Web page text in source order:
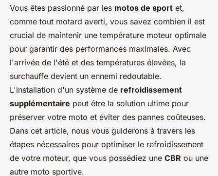
Comment installer un système
de refroidissement
supplémentaire sur une moto
de sport pour éviter la
surchauffe ?
Vous êtes passionné par les motos de sport et,
comme tout motard averti, vous savez combien il est
crucial de maintenir une température moteur optimale
pour garantir des performances maximales. Avec
l'arrivée de l'été et des températures élevées, la
surchauffe devient un ennemi redoutable.
L'installation d'un système de refroidissement
supplémentaire peut être la solution ultime pour
préserver votre moto et éviter des pannes coûteuses.
Dans cet article, nous vous guiderons à travers les
étapes nécessaires pour optimiser le refroidissement
de votre moteur, que vous possédiez une CBR ou une
autre moto sportive.